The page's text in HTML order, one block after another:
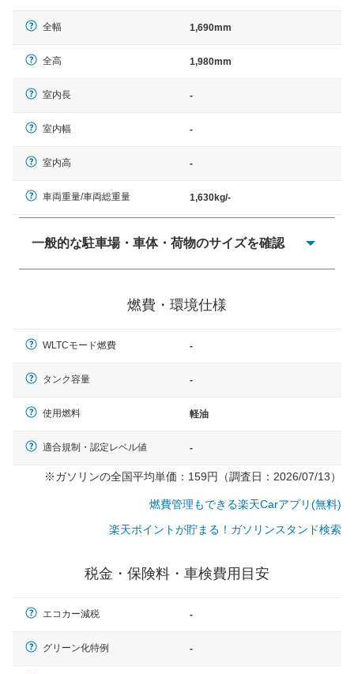
全幅 1,690mm
全高 1,980mm
室内長 -
室内幅 -
室内高 -
車両重量/車両総重量 1,630kg/-
一般的な駐車場・車体・荷物のサイズを確認
× 長さ 5,000mm 車路幅 5,000mmというサイズが標準値
燃費・環境仕様
WLTCモード燃費 -
タンク容量 -
使用燃料 軽油
適合規制・認定レベル値 -
※ガソリンの全国平均単価：159円（調査日：2026/07/13）
燃費管理もできる楽天Carアプリ(無料)
楽天ポイントが貯まる！ガソリンスタンド検索
税金・保険料・車検費用目安
エコカー減税 -
グリーン化特例 -